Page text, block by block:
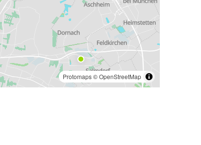
Protomaps©OpenStreetMap